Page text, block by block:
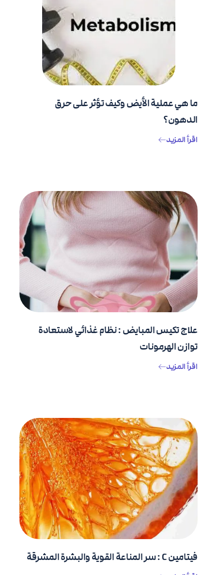
ما هي عملية الأيض وكيف تؤثر على حرق
الدهون؟
اقرأ المزيد
علاج تكيس المبايض : نظام غذائي لاستعادة
توازن الهرمونات
اقرأ المزيد
فيتامين C : سر المناعة القوية والبشرة المشرقة